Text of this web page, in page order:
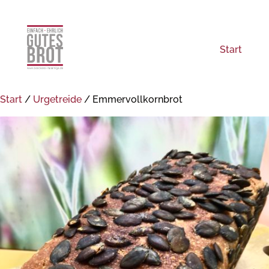
Start
Start / Urgetreide / Emmervollkornbrot